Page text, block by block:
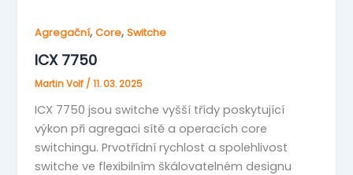
Agregační,Core,Switche
ICX 7750
Martin Volf /11. 03. 2025
ICX 7750 jsou switche vyšší třídy poskytující
výkon při agregaci sítě a operacích core
switchingu. Prvotřídní rychlost a spolehlivost
switche ve flexibilním škálovatelném designu